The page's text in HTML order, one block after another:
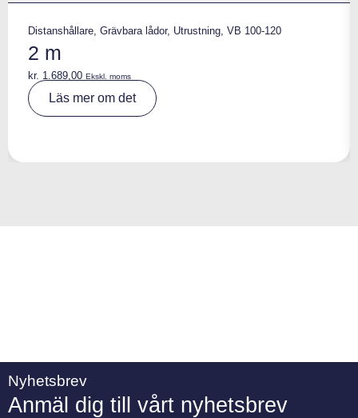
Distanshållare, Grävbara lådor, Utrustning, VB 100-120
2 m
kr. 1.689,00 Ekskl. moms
Läs mer om det
Nyhetsbrev
Anmäl dig till vårt nyhetsbrev